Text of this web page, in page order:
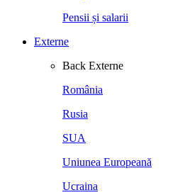
Pensii și salarii
Externe
Back Externe
România
Rusia
SUA
Uniunea Europeană
Ucraina